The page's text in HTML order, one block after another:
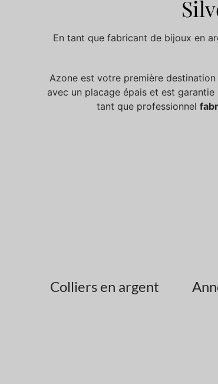
En tant que fabricant de bijoux en
Azone est votre première
avec un placage épais et est
tant que professionnel
Colliers en argent